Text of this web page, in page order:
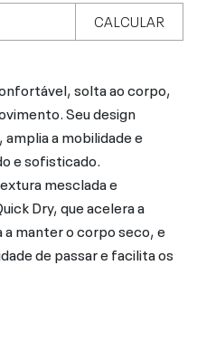
CALCULAR
solta ao corpo,
Seu design
a mobilidade e
e sofisticado.
mesclada e
Dry, que acelera a
a manter o corpo seco, e
de passar e facilita os